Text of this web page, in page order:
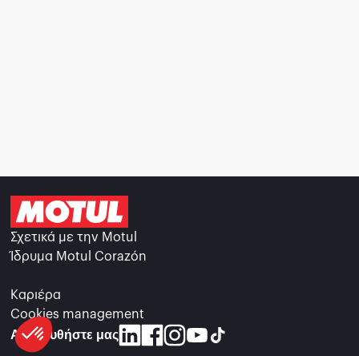
Σχετικά με την Motul
Ίδρυμα Motul Corazón
Καριέρα
Cookies management
Ακολουθήστε μας